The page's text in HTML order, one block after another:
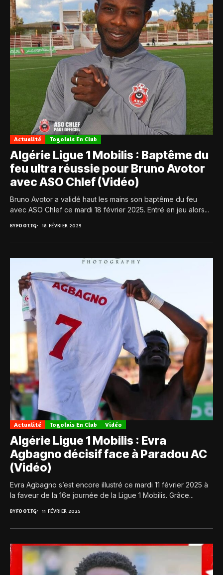
Actualité Togolais En Club
Algérie Ligue 1 Mobilis : Baptême du
feu ultra réussie pour Bruno Avotor
avec ASO Chlef (Vidéo)
Bruno Avotor a validé haut les mains son baptême du feu
avec ASO Chlef ce mardi 18 février 2025. Entré en jeu alors...
BYFOOT.TG 18 FÉVRIER 2025
Actualité Togolais En Club Vidéo
Algérie Ligue 1 Mobilis : Evra
Agbagno décisif face à Paradou AC
(Vidéo)
Evra Agbagno s’est encore illustré ce mardi 11 février 2025 à
la faveur de la 16e journée de la Ligue 1 Mobilis. Grâce...
BYFOOT.TG 11 FÉVRIER 2025